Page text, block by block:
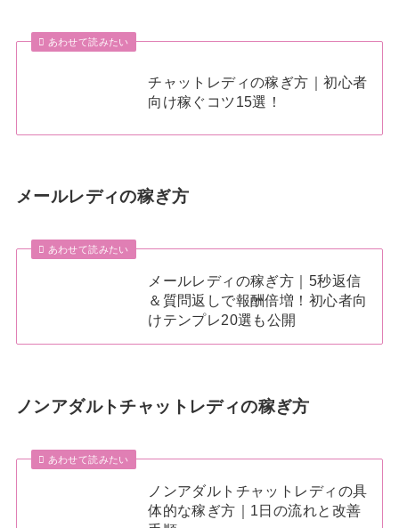
あわせて読みたい
チャットレディの稼ぎ方｜初心者
向け稼ぐコツ15選！
メールレディの稼ぎ方
あわせて読みたい
メールレディの稼ぎ方｜5秒返信
＆質問返しで報酬倍増！初心者向
けテンプレ20選も公開
ノンアダルトチャットレディの稼ぎ方
あわせて読みたい
ノンアダルトチャットレディの具
体的な稼ぎ方｜1日の流れと改善